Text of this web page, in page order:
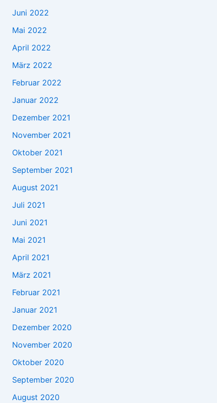
Juni 2022
Mai 2022
April 2022
März 2022
Februar 2022
Januar 2022
Dezember 2021
November 2021
Oktober 2021
September 2021
August 2021
Juli 2021
Juni 2021
Mai 2021
April 2021
März 2021
Februar 2021
Januar 2021
Dezember 2020
November 2020
Oktober 2020
September 2020
August 2020